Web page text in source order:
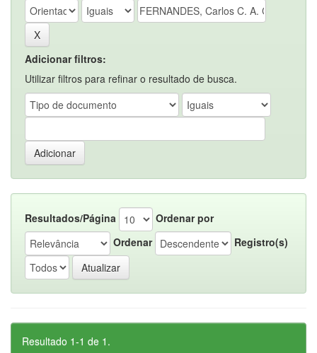
Adicionar filtros:
Utilizar filtros para refinar o resultado de busca.
Resultados/Página
Ordenar por
Ordenar
Registro(s)
Resultado 1-1 de 1.